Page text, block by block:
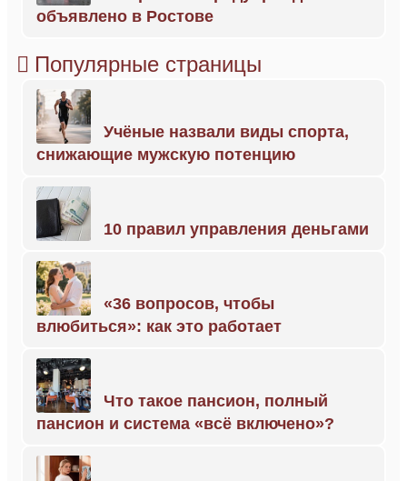
объявлено в Ростове
Популярные страницы
Учёные назвали виды спорта,
снижающие мужскую потенцию
10 правил управления деньгами
«36 вопросов, чтобы
влюбиться»: как это работает
Что такое пансион, полный
пансион и система «всё включено»?